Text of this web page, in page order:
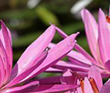
GROUPES ADULTES